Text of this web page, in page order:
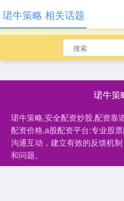
珺牛策
珺牛策略,安全配资炒股,配资靠
配资价格,a股配资平台:专业股
沟通互动，建立有效的反馈机
和问题。
珺牛策略 相关话题